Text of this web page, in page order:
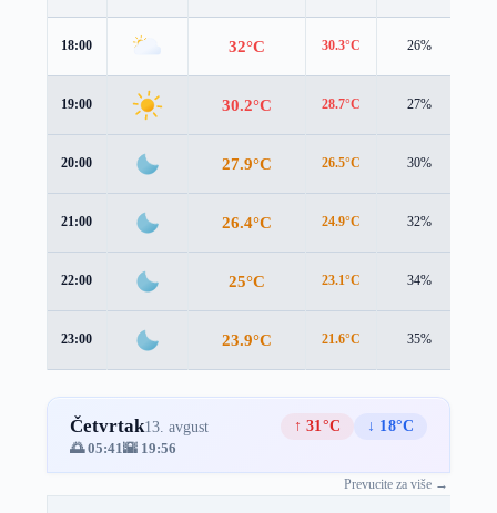
18:00 32°C 30.3°C 26%
19:00 30.2°C 28.7°C 27%
20:00 27.9°C 26.5°C 30%
21:00 26.4°C 24.9°C 32%
22:00 25°C 23.1°C 34%
23:00 23.9°C 21.6°C 35%
Četvrtak13. avgust ↑ 31°C
↓ 18°C
🌅 05:41🌇 19:56
Prevucite za više →